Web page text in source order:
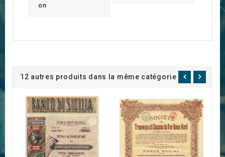
on
12 autres produits dans la même catégorie :